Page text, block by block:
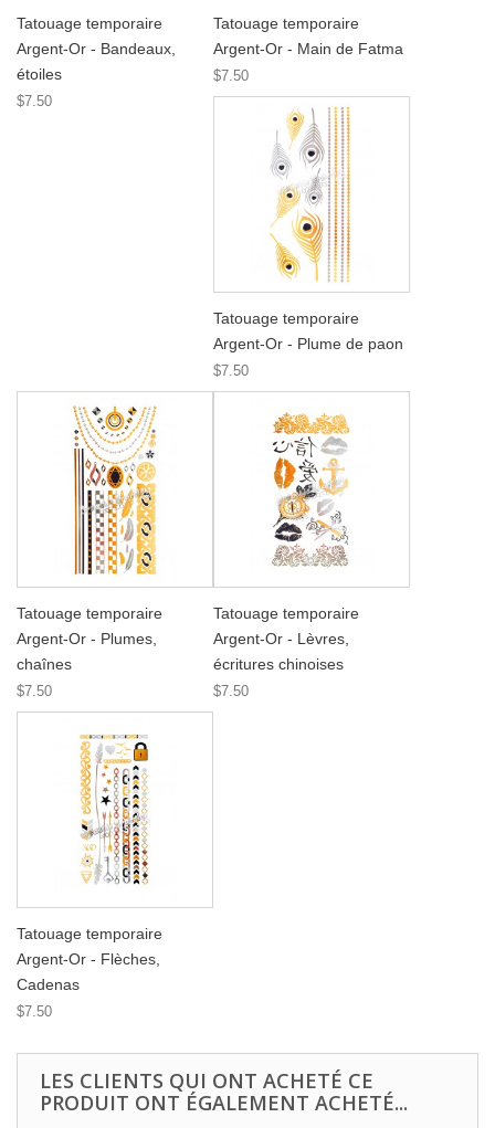
Tatouage temporaire
Argent-Or - Bandeaux,
étoiles
$7.50
Tatouage temporaire
Argent-Or - Main de Fatma
$7.50
Tatouage temporaire
Argent-Or - Plume de paon
$7.50
Tatouage temporaire
Argent-Or - Plumes,
chaînes
$7.50
Tatouage temporaire
Argent-Or - Lèvres,
écritures chinoises
$7.50
Tatouage temporaire
Argent-Or - Flèches,
Cadenas
$7.50
LES CLIENTS QUI ONT ACHETÉ CE
PRODUIT ONT ÉGALEMENT ACHETÉ...